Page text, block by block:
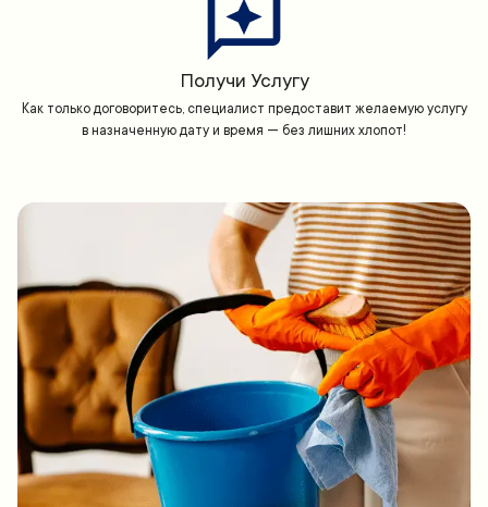
Получи Услугу
Как только договоритесь, специалист предоставит желаемую услугу
в назначенную дату и время — без лишних хлопот!